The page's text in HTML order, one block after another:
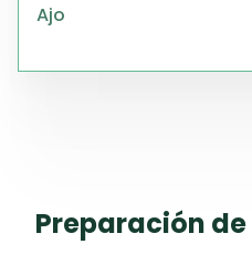
Ajo
Preparación